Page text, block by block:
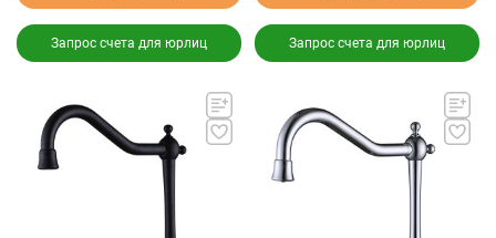
Запрос счета для юрлиц Запрос счета для юрлиц